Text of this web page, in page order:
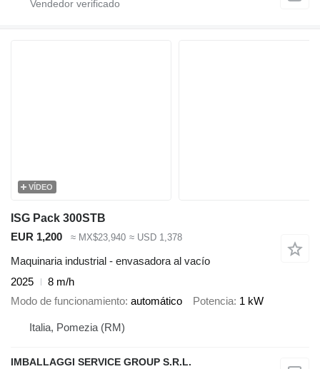
VÍDEO
ISG Pack 300STB
EUR 1,200
≈ MX$23,940 ≈ USD 1,378
Maquinaria industrial - envasadora al vacío
2025
8 m/h
Modo de funcionamiento automático Potencia 1 kW
Italia, Pomezia (RM)
IMBALLAGGI SERVICE GROUP S.R.L.